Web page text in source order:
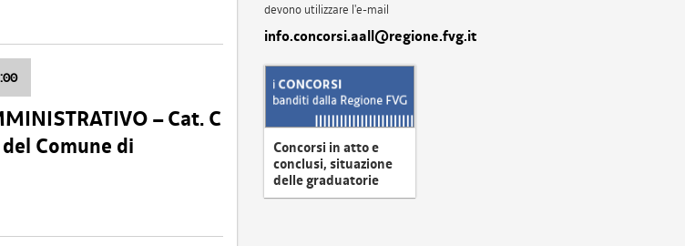
– Cat. C
Comune di
devono utilizzare l'e-mail
info.concorsi.aall@regione.fvg.it
Concorsi in atto e
conclusi, situazione
delle graduatorie